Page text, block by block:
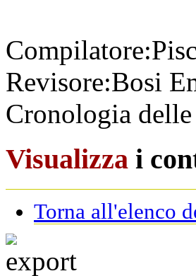
Compilatore:
Revisore:Bosi
Cronologia
Visualizza i
Torna all'elenco